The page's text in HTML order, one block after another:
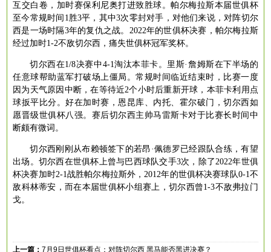
互交白卷，加时赛保利尼奥打进致胜球。帕尔梅拉斯本届世俱杯
至今常规时间 1胜3平，其中3次零封对手，对他们来说，对阵切尔
西是一场时隔3年的复仇之战。2022年的世俱杯决赛，帕尔梅拉斯
经过加时1-2不敌切尔西，痛失世俱杯冠军奖杯。
切尔西在1/8决赛中4-1淘汰本菲卡。里斯·詹姆斯在下半场的
任意球帮助蓝军打破场上僵局。常规时间临近结束时，比赛一度
因为天气原因中断，在等待近2个小时后重新开球，本菲卡利用点
球扳平比分。好在加时赛，恩昆库、内托、霍尔破门，切尔西如
愿晋级世俱杯八强。赛后切尔西主帅马雷斯卡对于比赛长时间中
断颇有微词。
切尔西刚刚从布赖顿签下的若昂 ·佩德罗已经跟队合练，有望
出场。切尔西在世俱杯上曾与巴西球队交手3次，除了2022年世俱
杯决赛加时2-1战胜帕尔梅拉斯外，2012年的世俱杯决赛球队0-1不
敌科林蒂安，而在本届世俱杯小组赛上，切尔西曾1-3不敌弗拉门
戈。
上一篇：7月9日世俱杯看点：对阵切尔西 黑马能否黑进决赛？